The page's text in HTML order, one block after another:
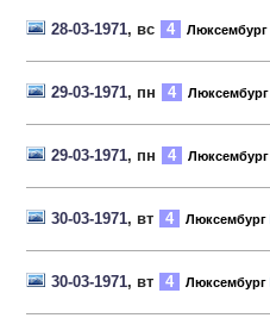
28-03-1971, вс 4 Люксембург
29-03-1971, пн 4 Люксембург
29-03-1971, пн 4 Люксембург
30-03-1971, вт 4 Люксембург
30-03-1971, вт 4 Люксембург